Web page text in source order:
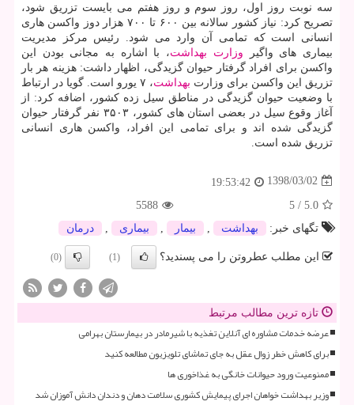
سه نوبت روز اول، روز سوم و روز هفتم می بایست تزریق شود،
تصریح كرد: نیاز كشور سالانه بین ۶۰۰ تا ۷۰۰ هزار دوز واكسن هاری
انسانی است كه تمامی آن وارد می شود. رئیس مركز مدیریت
بیماری های واگیر وزارت بهداشت، با اشاره به مجانی بودن این
واكسن برای افراد گرفتار حیوان گزیدگی، اظهار داشت: هزینه هر بار
تزریق این واكسن برای وزارت بهداشت
، ۷ یورو است. گویا در ارتباط
با وضعیت حیوان گزیدگی در مناطق سیل زده كشور، اضافه كرد: از
آغاز وقوع سیل در بعضی استان های كشور، ۳۵۰۳ نفر گرفتار حیوان
گزیدگی شده اند و برای تمامی این افراد، واكسن هاری انسانی
تزریق شده است.
1398/03/02
19:53:42
5.0
/
5
5588
تگهای خبر:
بهداشت بیمار بیماری درمان
این مطلب عطروتن را می پسندید؟ (1)
(0)
تازه ترین مطالب مرتبط
عرضه خدمات مشاوره ای آنلاین تغذیه با شیرمادر در بیمارستان بهرامی
برای کاهش خطر زوال عقل به جای تماشای تلویزیون مطالعه کنید
ممنوعیت ورود حیوانات خانگی به غذاخوری ها
وزیر بهداشت خواهان اجرای پیمایش کشوری سلامت دهان و دندان دانش آموزان شد